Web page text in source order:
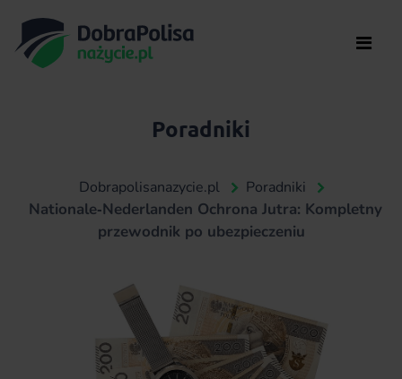
Poradniki
Dobrapolisanazycie.pl Poradniki
Nationale‑Nederlanden Ochrona Jutra: Kompletny
przewodnik po ubezpieczeniu